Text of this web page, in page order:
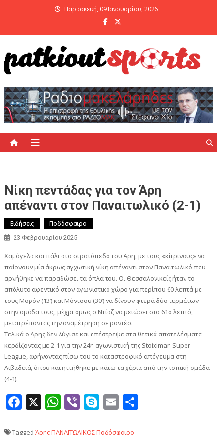
Παρασκευή, 09 Ιανουαρίου, 2026
Νίκη πεντάδας για τον Άρη
απέναντι στον Παναιτωλικό (2-1)
Ειδήσεις Ποδόσφαιρο
23 Φεβρουαρίου 2025
Χαμόγελα και πάλι στο στρατόπεδο του Άρη, με τους «κίτρινους» να
παίρνουν μία άκρως αγχωτική νίκη απέναντι στον Παναιτωλικό που
αρνήθηκε να παραδώσει τα όπλα του. Οι Θεσσαλονικείς ήταν το
απόλυτο αφεντικό στον αγωνιστικό χώρο για περίπου 60 λεπτά με
τους Μορόν (13’) και Μόντσου (30’) να δίνουν φτερά δύο τερμάτων
στην ομάδα τους, μέχρι όμως ο Ντίαζ να μειώσει στο 61ο λεπτό,
μετατρέποντας την αναμέτρηση σε ροντέο.
Τελικά ο Άρης δεν λύγισε και επέστρεψε στα θετικά αποτελέσματα
κερδίζοντας με 2-1 για την 24η αγωνιστική της Stoiximan Super
League, αφήνοντας πίσω του το καταστροφικό απόγευμα στη
Λιβαδειά, όπου και ηττήθηκε με κάτω τα χέρια από την τοπική ομάδα
(4-1).
Facebook
X WhatsApp
ViberSkype
Email
Tagged ΆρηςΠΑΝΑΙΤΩΛΙΚΟΣΠοδόσφαιρο